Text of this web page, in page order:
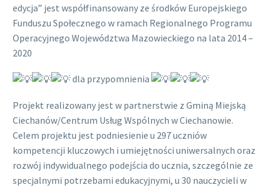
edycja” jest współfinansowany ze środków Europejskiego
Funduszu Społecznego w ramach Regionalnego Programu
Operacyjnego Województwa Mazowieckiego na lata 2014 –
2020
dla przypomnienia
Projekt realizowany jest w partnerstwie z Gminą Miejską
Ciechanów/Centrum Usług Wspólnych w Ciechanowie.
Celem projektu jest podniesienie u 297 uczniów
kompetencji kluczowych i umiejętności uniwersalnych oraz
rozwój indywidualnego podejścia do ucznia, szczególnie ze
specjalnymi potrzebami edukacyjnymi, u 30 nauczycieli w